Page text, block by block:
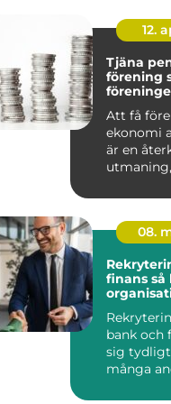
12.
Tjäna
förening så bygger
Att få
ekonomi
är en
en idr...
08.
finans så hittar
reglerad
bank och
sig
många